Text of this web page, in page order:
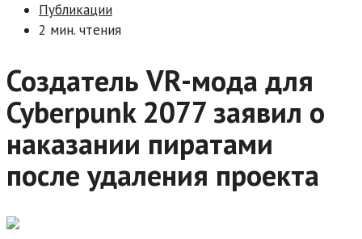
Публикации
2 мин. чтения
Создатель VR-мода для
Cyberpunk 2077 заявил о
наказании пиратами
после удаления проекта